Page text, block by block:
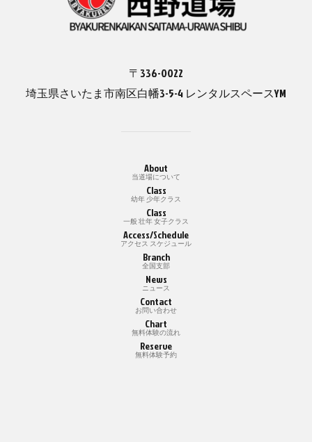
〒336-0022
埼玉県さいたま市南区白幡3-5-4 レンタルスペースYM
About
当道場について
Class
幼年 少年クラス
Class
一般 壮年 女子クラス
Access/Schedule
アクセス スケジュール
Branch
全国支部
News
ニュース
Contact
お問い合わせ
Chart
無料体験の流れ
Reserve
無料体験予約